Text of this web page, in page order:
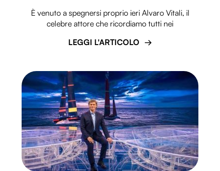
È venuto a spegnersi proprio ieri Alvaro Vitali, il
celebre attore che ricordiamo tutti nei
LEGGI L'ARTICOLO